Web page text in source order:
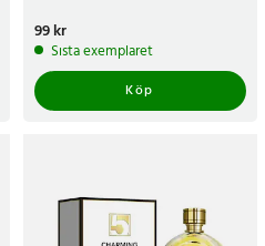
Pris:
99 kr
Sista exemplaret
Köp